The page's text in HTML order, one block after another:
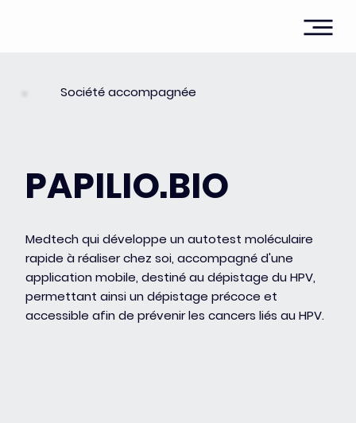
Société accompagnée
PAPILIO.BIO
Medtech qui développe un autotest moléculaire
rapide à réaliser chez soi, accompagné d'une
application mobile, destiné au dépistage du HPV,
permettant ainsi un dépistage précoce et
accessible afin de prévenir les cancers liés au HPV.